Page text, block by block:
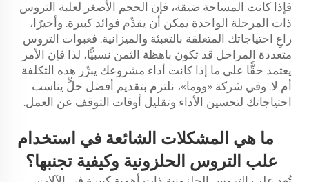
فإذا كانت المساحة ضيقة، فإن الحجم الأصغر لعلبة التروس
ذات المرحلة الواحدة يمكن أن يقدِّم فوائد كبيرة. وأخيرًا،
راعِ احتياجاتك المتعلقة بالتعبئة والميزانية. فعبوات التروس
متعددة المراحل قد تكون باهظة الثمن نسبيًّا، لذا فإن الأمر
يعتمد حقًّا على ما إذا كانت أداء مشروعك يبرِّر هذه التكلفة
أم لا. وفي شركة «ووما»، نلتزم بتقديم أفضل حلٍّ يناسب
احتياجاتك لتحسين الأداء وتقليل أوقات التوقف عن العمل.
ما هي المشكلات الشائعة في استخدام
علب التروس الحلزونية وكيفية تجنبها؟